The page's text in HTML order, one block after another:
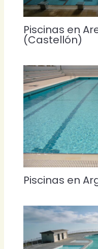
Piscinas en
(Castellón)
Piscinas en